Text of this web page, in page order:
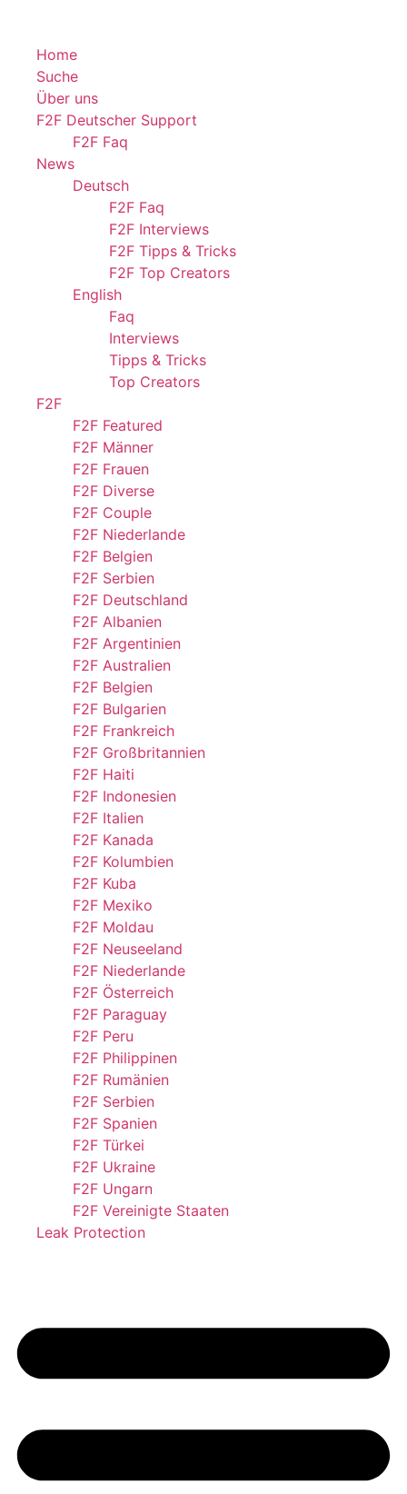
Home
Suche
Über uns
F2F Deutscher Support
F2F Faq
News
Deutsch
F2F Faq
F2F Interviews
F2F Tipps & Tricks
F2F Top Creators
English
Faq
Interviews
Tipps & Tricks
Top Creators
F2F
F2F Featured
F2F Männer
F2F Frauen
F2F Diverse
F2F Couple
F2F Niederlande
F2F Belgien
F2F Serbien
F2F Deutschland
F2F Albanien
F2F Argentinien
F2F Australien
F2F Belgien
F2F Bulgarien
F2F Frankreich
F2F Großbritannien
F2F Haiti
F2F Indonesien
F2F Italien
F2F Kanada
F2F Kolumbien
F2F Kuba
F2F Mexiko
F2F Moldau
F2F Neuseeland
F2F Niederlande
F2F Österreich
F2F Paraguay
F2F Peru
F2F Philippinen
F2F Rumänien
F2F Serbien
F2F Spanien
F2F Türkei
F2F Ukraine
F2F Ungarn
F2F Vereinigte Staaten
Leak Protection